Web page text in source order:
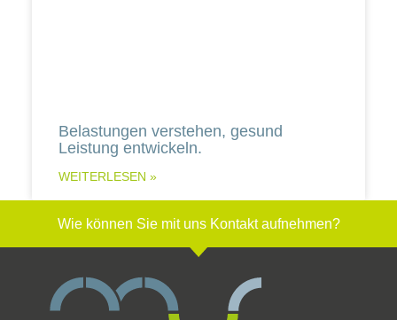
Belastungen verstehen, gesund
Leistung entwickeln.
WEITERLESEN »
Wie können Sie mit uns Kontakt aufnehmen?